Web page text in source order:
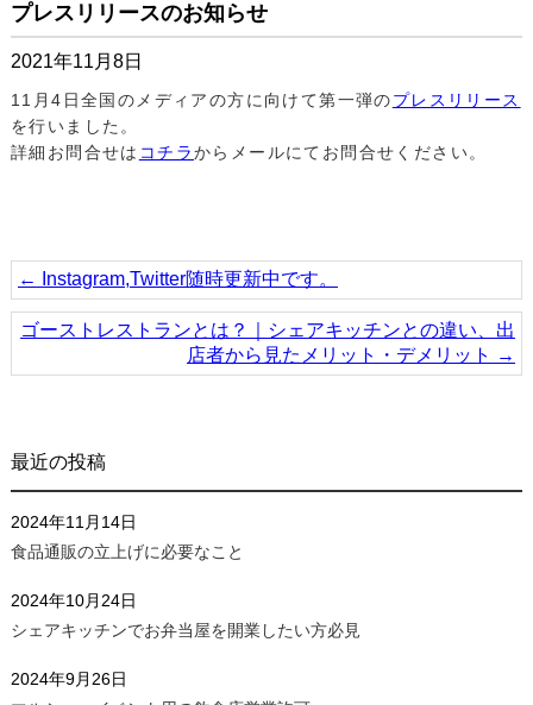
プレスリリースのお知らせ
2021年11月8日
11月4日全国のメディアの方に向けて第一弾のプレスリリース
を行いました。
詳細お問合せは コチラからメールにてお問合せください。
← Instagram,Twitter随時更新中です。
ゴーストレストランとは？｜シェアキッチンとの違い、出
店者から見たメリット・デメリット
→
最近の投稿
食品通販の立上げに必要なこと
2024年11月14日
シェアキッチンでお弁当屋を開業したい方必見
2024年10月24日
2024年9月26日